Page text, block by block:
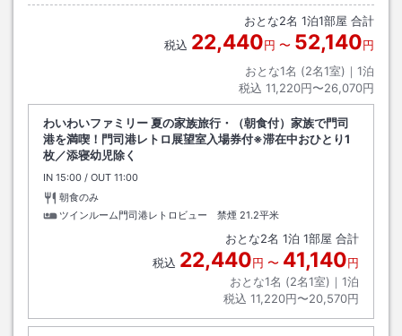
おとな2名 1泊1部屋 合計
税込 22,440円 〜 52,140円
おとな1名 (2名1室)｜ 1泊
税込 11,220円〜26,070円
わいわいファミリー 夏の家族旅行・（朝食付）家族で門司
港を満喫！門司港レトロ展望室入場券付※滞在中おひとり1
枚／添寝幼児除く
IN チェックイン
15:00 / OUT チェックアウト
11:00
朝食のみ
ツインルーム門司港レトロビュー 禁煙 21.2平米
おとな2名 1泊 1部屋 合計
税込 22,440円 〜 41,140円
おとな1名 (2名1室)｜ 1泊
税込 11,220円〜20,570円